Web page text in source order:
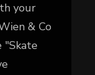
your
& Co
"Skate